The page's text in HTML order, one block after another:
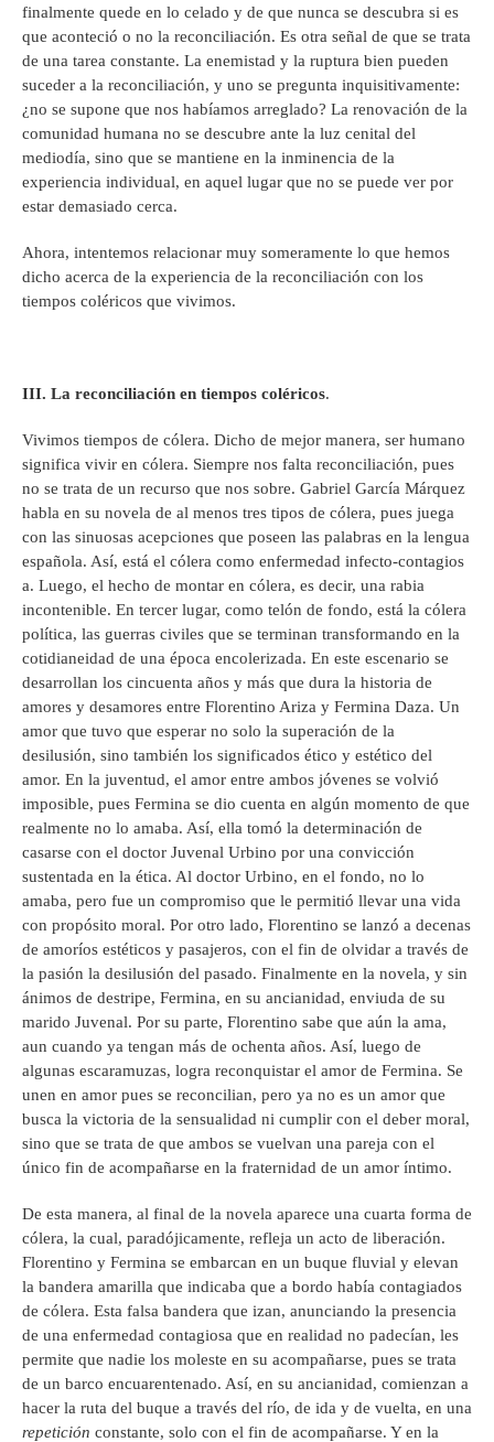
finalmente quede en lo celado y de que nunca se descubra si es
que aconteció o no la reconciliación. Es otra señal de que se trata
de una tarea constante. La enemistad y la ruptura bien pueden
suceder a la reconciliación, y uno se pregunta inquisitivamente:
¿no se supone que nos habíamos arreglado? La renovación de la
comunidad humana no se descubre ante la luz cenital del
mediodía, sino que se mantiene en la inminencia de la
experiencia individual, en aquel lugar que no se puede ver por
estar demasiado cerca.
Ahora, intentemos relacionar muy someramente lo que hemos
dicho acerca de la experiencia de la reconciliación con los
tiempos coléricos que vivimos.
III. La reconciliación en tiempos coléricos.
Vivimos tiempos de cólera. Dicho de mejor manera, ser humano
significa vivir en cólera. Siempre nos falta reconciliación, pues
no se trata de un recurso que nos sobre. Gabriel García Márquez
habla en su novela de al menos tres tipos de cólera, pues juega
con las sinuosas acepciones que poseen las palabras en la lengua
española. Así, está el cólera como enfermedad infecto-contagios
a. Luego, el hecho de montar en cólera, es decir, una rabia
incontenible. En tercer lugar, como telón de fondo, está la cólera
política, las guerras civiles que se terminan transformando en la
cotidianeidad de una época encolerizada. En este escenario se
desarrollan los cincuenta años y más que dura la historia de
amores y desamores entre Florentino Ariza y Fermina Daza. Un
amor que tuvo que esperar no solo la superación de la
desilusión, sino también los significados ético y estético del
amor. En la juventud, el amor entre ambos jóvenes se volvió
imposible, pues Fermina se dio cuenta en algún momento de que
realmente no lo amaba. Así, ella tomó la determinación de
casarse con el doctor Juvenal Urbino por una convicción
sustentada en la ética. Al doctor Urbino, en el fondo, no lo
amaba, pero fue un compromiso que le permitió llevar una vida
con propósito moral. Por otro lado, Florentino se lanzó a decenas
de amoríos estéticos y pasajeros, con el fin de olvidar a través de
la pasión la desilusión del pasado. Finalmente en la novela, y sin
ánimos de destripe, Fermina, en su ancianidad, enviuda de su
marido Juvenal. Por su parte, Florentino sabe que aún la ama,
aun cuando ya tengan más de ochenta años. Así, luego de
algunas escaramuzas, logra reconquistar el amor de Fermina. Se
unen en amor pues se reconcilian, pero ya no es un amor que
busca la victoria de la sensualidad ni cumplir con el deber moral,
sino que se trata de que ambos se vuelvan una pareja con el
único fin de acompañarse en la fraternidad de un amor íntimo.
De esta manera, al final de la novela aparece una cuarta forma de
cólera, la cual, paradójicamente, refleja un acto de liberación.
Florentino y Fermina se embarcan en un buque fluvial y elevan
la bandera amarilla que indicaba que a bordo había contagiados
de cólera. Esta falsa bandera que izan, anunciando la presencia
de una enfermedad contagiosa que en realidad no padecían, les
permite que nadie los moleste en su acompañarse, pues se trata
de un barco encuarentenado. Así, en su ancianidad, comienzan a
hacer la ruta del buque a través del río, de ida y de vuelta, en una
repetición constante, solo con el fin de acompañarse. Y en la